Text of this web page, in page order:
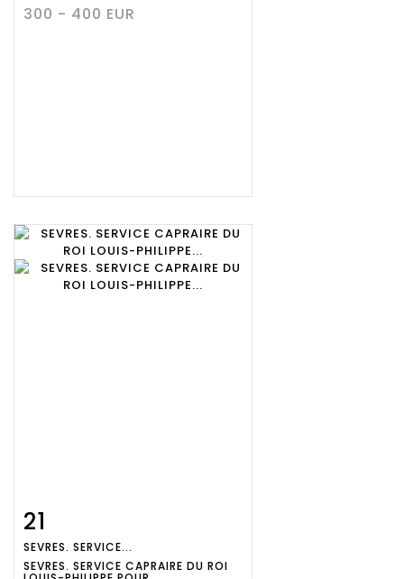
300 - 400 EUR
détaillée
21
SEVRES. SERVICE...
SEVRES. SERVICE CAPRAIRE DU ROI